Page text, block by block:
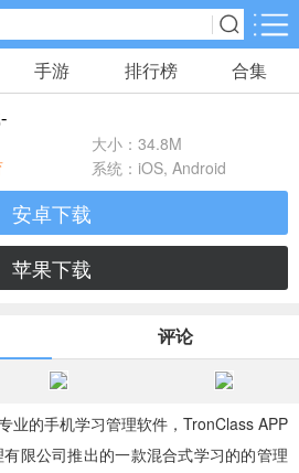
应用分类
角色扮演
202款手游
飞行射击
48款手游
41款手游
2款手游
3款手游
手游 排行榜 合集
大小：34.8M
系统：iOS, Android
安卓下载
苹果下载
评论
的手机学习管理软件，TronClass APP
限公司推出的一款混合式学习的的管理